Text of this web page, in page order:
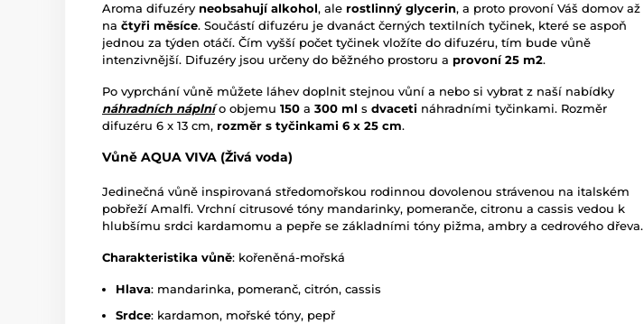
Aroma difuzéry neobsahují alkohol, ale rostlinný glycerin, a proto provoní Váš domov až
na čtyři měsíce. Součástí difuzéru je dvanáct černých textilních tyčinek, které se aspoň
jednou za týden otáčí. Čím vyšší počet tyčinek vložíte do difuzéru, tím bude vůně
intenzivnější. Difuzéry jsou určeny do běžného prostoru a provoní 25 m2.
Po vyprchání vůně můžete láhev doplnit stejnou vůní a nebo si vybrat z naší nabídky
náhradních náplní o objemu 150 a 300 ml s dvaceti náhradními tyčinkami. Rozměr
difuzéru 6 x 13 cm, rozměr s tyčinkami 6 x 25 cm.
Vůně AQUA VIVA (Živá voda)
Jedinečná vůně inspirovaná středomořskou rodinnou dovolenou strávenou na italském
pobřeží Amalfi. Vrchní citrusové tóny mandarinky, pomeranče, citronu a cassis vedou k
hlubšímu srdci kardamomu a pepře se základními tóny pižma, ambry a cedrového dřeva.
Charakteristika vůně: kořeněná-mořská
Hlava: mandarinka, pomeranč, citrón, cassis
Srdce: kardamon, mořské tóny, pepř